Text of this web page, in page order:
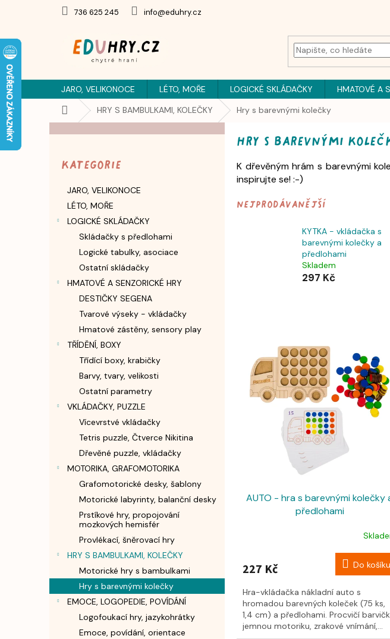
736 625 245 info@eduhry.cz
JARO, VELIKONOCE LÉTO, MOŘE LOGICKÉ SKLÁDAČKY HMATOVÉ A
Domů HRY S BAMBULKAMI, KOLEČKY Hry s barevnými kolečky
kategorie
Kategorie
JARO, VELIKONOCE
LÉTO, MOŘE
LOGICKÉ SKLÁDAČKY
Skládačky s předlohami
Logické tabulky, asociace
Ostatní skládačky
HMATOVÉ A SENZORICKÉ HRY
DESTIČKY SEGENA
Tvarové výseky - vkládačky
Hmatové zástěny, sensory play
TŘÍDĚNÍ, BOXY
Třídící boxy, krabičky
Barvy, tvary, velikosti
Ostatní parametry
VKLÁDAČKY, PUZZLE
Vícevrstvé vkládačky
Tetris puzzle, Čtverce Nikitina
Dřevěné puzzle, vkládačky
MOTORIKA, GRAFOMOTORIKA
Grafomotorické desky, šablony
Motorické labyrinty, balanční desky
Prstíkové hry, propojování
mozkových hemisfér
Provlékací, šněrovací hry
HRY S BAMBULKAMI, KOLEČKY
Motorické hry s bambulkami
Hry s barevnými kolečky
EMOCE, LOGOPEDIE, POVÍDÁNÍ
Logofoukací hry, jazykohrátky
Emoce, povídání, orientace
Hry s barevnými
K dřevěným hrám s barevnými
inspirujte se! :-)
Nejprodávanější
KYTKA - vkládačka s
barevnými kolečky a
předlohami
Skladem
297 Kč
AUTO - hra s barevnými kolečky
předlohami
227 Kč Do košíku
Hra-vkládačka nákladní auto s
hromadou barevných koleček (75 ks,
1,4 cm) a předlohami. Procvičí
jemnou motoriku, zrakové vnímání,...